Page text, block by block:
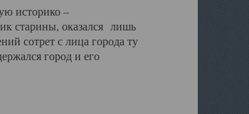
историко –
старины, оказался лишь
сотрет с лица города ту
город и его